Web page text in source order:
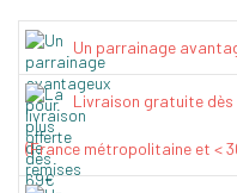
Un parrainage
Livraison gratuite
(France métropolitaine et <